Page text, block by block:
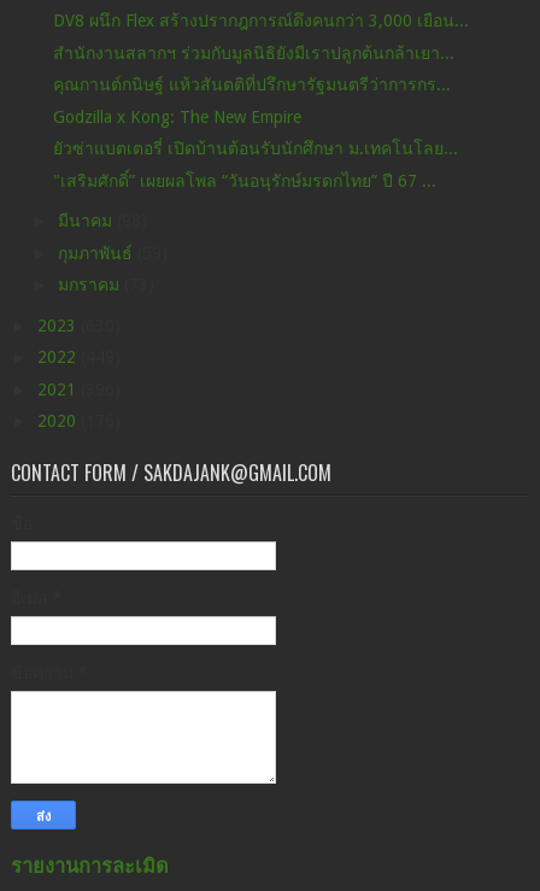
DV8 ผนึก Flex สร้างปรากฎการณ์ดึงคนกว่า 3,000 เยือน...
สำนักงานสลากฯ ร่วมกับมูลนิธิยังมีเราปลูกต้นกล้าเยา...
คุณกานต์กนิษฐ์ แห้วสันตติที่ปรึกษารัฐมนตรีว่าการกร...
Godzilla x Kong: The New Empire
ยัวซ่าแบตเตอรี่ เปิดบ้านต้อนรับนักศึกษา ม.เทคโนโลย...
"เสริมศักดิ์” เผยผลโพล “วันอนุรักษ์มรดกไทย” ปี 67 ...
มีนาคม
กุมภาพันธ์
มกราคม
2023
2022
2021
2020
CONTACT FORM / SAKDAJANK@GMAIL.COM
รายงานการละเมิด